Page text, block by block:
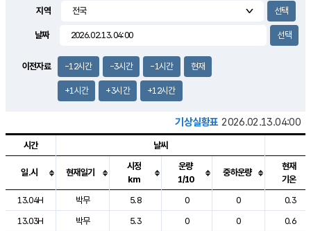
1.4m/s
지역
날짜
이전자료 -12시간 -3시간 -1시간 현재
+1시간 +3시간 +12시간
기상실황표 2026.02.13.04:00
도시별 기상실황표로 지점, 날씨, 기온, 강수, 바람, 기압등을 안내한 표입
시간 날씨
일.시 현재일기
시정
km
운량
1/10
중하운량
현재
기온
13.04H
박무 5.8 0 0
0.3
13.03H
박무 5.3 0 0
0.6